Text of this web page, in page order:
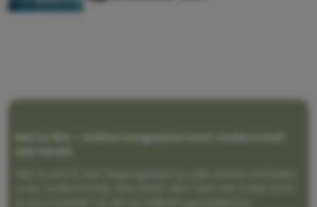
Me to We – online magazine voor ouders met